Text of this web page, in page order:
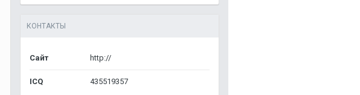
КОНТАКТЫ
Сайт http://
ICQ 435519357